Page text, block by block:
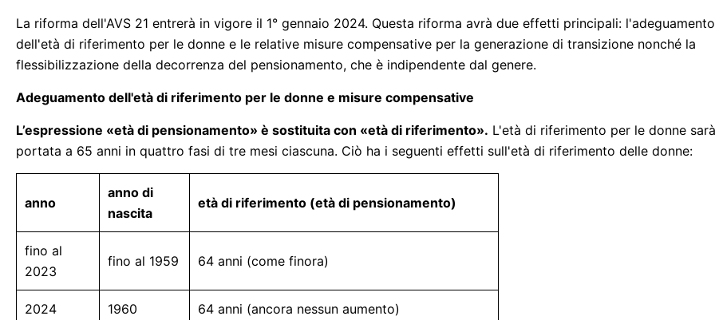
La riforma dell'AVS 21 entrerà in vigore il 1° gennaio 2024. Questa riforma avrà due effetti principali: l'adeguamento
dell'età di riferimento per le donne e le relative misure compensative per la generazione di transizione nonché la
flessibilizzazione della decorrenza del pensionamento, che è indipendente dal genere.
Adeguamento dell'età di riferimento per le donne e misure compensative
L’espressione «età di pensionamento» è sostituita con «età di riferimento». L'età di riferimento per le donne sarà
portata a 65 anni in quattro fasi di tre mesi ciascuna. Ciò ha i seguenti effetti sull'età di riferimento delle donne:
anno
anno di
nascita
età di riferimento (età di pensionamento)
fino al
2023
fino al 1959 64 anni (come finora)
2024 1960 64 anni (ancora nessun aumento)